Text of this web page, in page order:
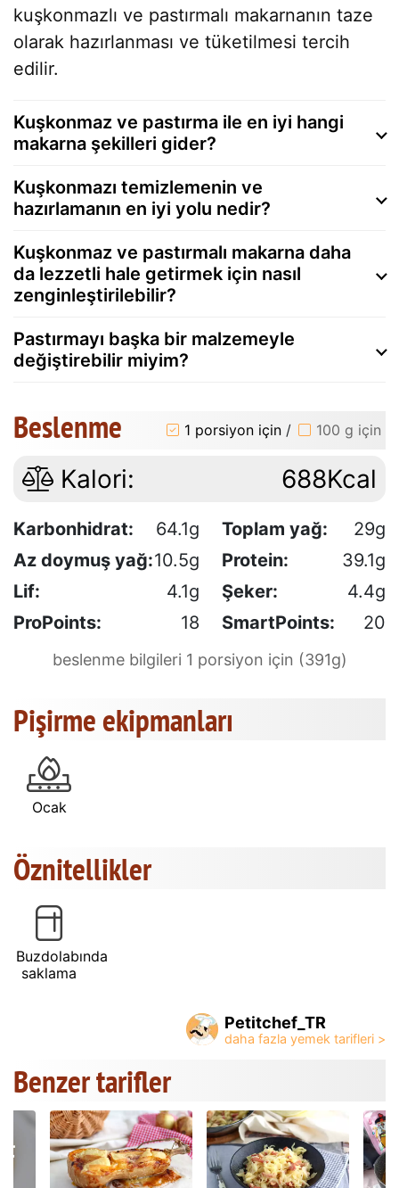
kuşkonmazlı ve pastırmalı makarnanın taze
olarak hazırlanması ve tüketilmesi tercih
edilir.
Kuşkonmaz ve pastırma ile en iyi hangi
makarna şekilleri gider?
Kuşkonmazı temizlemenin ve
hazırlamanın en iyi yolu nedir?
Kuşkonmaz ve pastırmalı makarna daha
da lezzetli hale getirmek için nasıl
zenginleştirilebilir?
Pastırmayı başka bir malzemeyle
değiştirebilir miyim?
Beslenme 1 porsiyon için / 100 g için
Kalori: 688Kcal
Karbonhidrat: 64.1g Toplam yağ:
29g
Az doymuş yağ:10.5g Protein:
39.1g
Lif:
4.1g Şeker:
4.4g
ProPoints:
18 SmartPoints: 20
beslenme bilgileri 1 porsiyon için (391g)
Pişirme ekipmanları
Ocak
Öznitellikler
Buzdolabında
saklama
Petitchef_TR
Benzer tarifler